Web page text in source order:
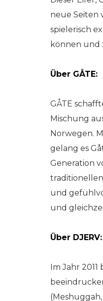
neue Seiten
spielerisch
können und
Über GÅTE:
GÅTE
Mischung
Norwegen.
gelang es
Generation
und
und
Über DJERV:
Im Jahr